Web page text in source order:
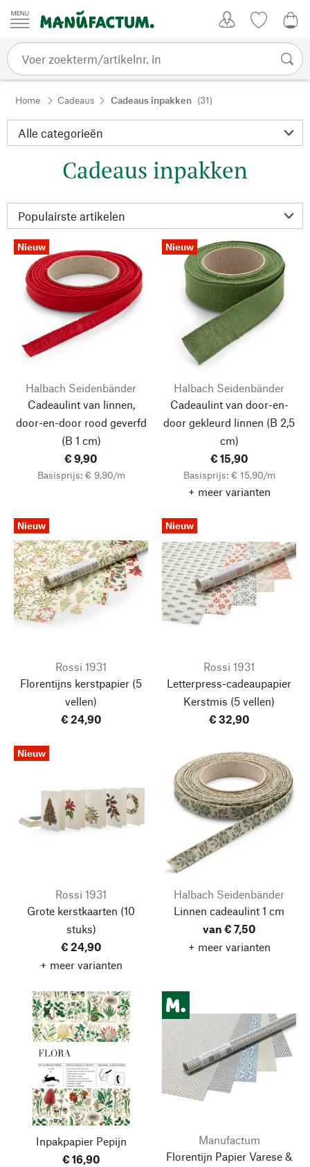
Passer au contenu
Home Cadeaus Cadeaus inpakken (31)
Cadeaus inpakken
Nieuw
Halbach Seidenbänder
Cadeaulint van linnen,
door-en-door rood geverfd
(B 1 cm)
€ 9,90
Basisprijs: € 9,90/m
Nieuw
Halbach Seidenbänder
Cadeaulint van door-en-
door gekleurd linnen (B 2,5
cm)
€ 15,90
Basisprijs: € 15,90/m
+ meer varianten
Nieuw
Rossi 1931
Florentijns kerstpapier (5
vellen)
€ 24,90
Nieuw
Rossi 1931
Letterpress-cadeaupapier
Kerstmis (5 vellen)
€ 32,90
Nieuw
Rossi 1931
Grote kerstkaarten (10
stuks)
€ 24,90
+ meer varianten
Halbach Seidenbänder
Linnen cadeaulint 1 cm
van € 7,50
+ meer varianten
Inpakpapier Pepijn
€ 16,90
Manufactum
Florentijn Papier Varese &